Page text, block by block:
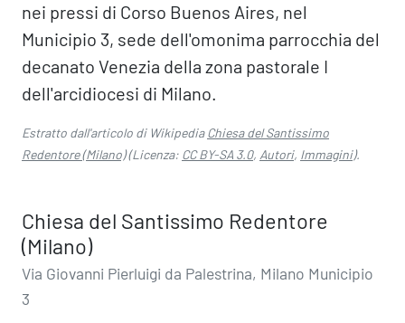
nei pressi di Corso Buenos Aires, nel
Municipio 3, sede dell'omonima parrocchia del
decanato Venezia della zona pastorale I
dell'arcidiocesi di Milano.
Estratto dall'articolo di WikipediaChiesa del Santissimo
Redentore (Milano)(Licenza: CC BY-SA 3.0, Autori, Immagini).
Chiesa del Santissimo Redentore
(Milano)
Via Giovanni Pierluigi da Palestrina, Milano Municipio
3